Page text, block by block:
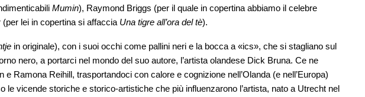
Mumin), Raymond Briggs (per il quale in copertina abbiamo il celebre
lei in copertina si affaccia Una tigre all’ora del tè).
in originale), con i suoi occhi come pallini neri e la bocca a «ics», che si stagliano sul
nero, a portarci nel mondo del suo autore, l’artista olandese Dick Bruna. Ce ne
Ramona Reihill, trasportandoci con calore e cognizione nell’Olanda (e nell’Europa)
le vicende storiche e storico-artistiche che più influenzarono l’artista, nato a Utrecht nel